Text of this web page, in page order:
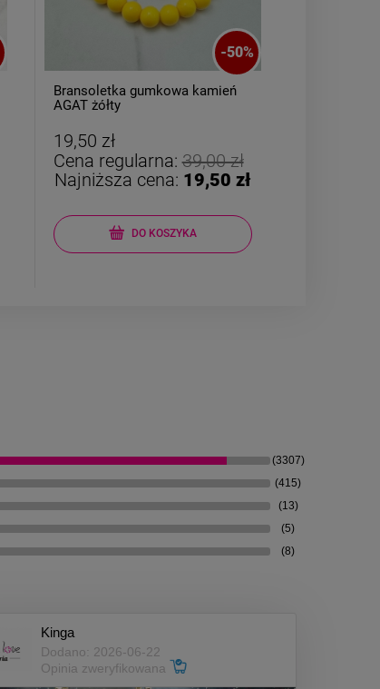
-50%
Bransoletka gumkowa kamień
AGAT żółty
19,50 zł
Cena regularna:39,00 zł
Najniższa cena: 19,50 zł
DO KOSZYKA
(3307)
(415)
(13)
(5)
(8)
Kinga
Dodano: 2026-06-22
Opinia zweryfikowana